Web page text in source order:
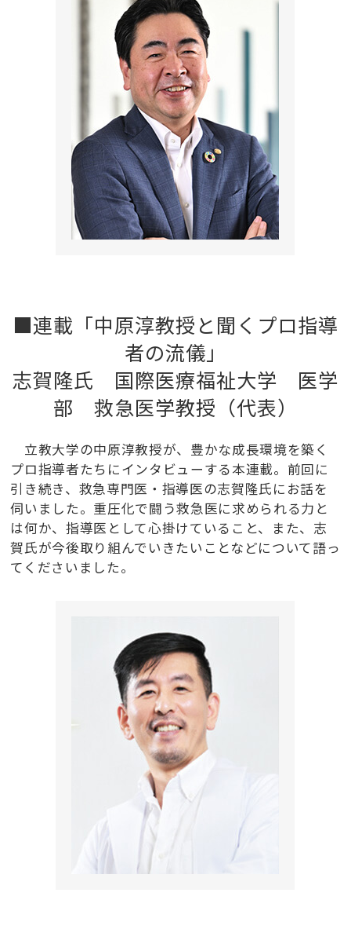
■連載「中原淳教授と聞くプロ指導
者の流儀」
志賀隆氏 国際医療福祉大学 医学
部 救急医学教授（代表）
立教大学の中原淳教授が、豊かな成長環境を築く
プロ指導者たちにインタビューする本連載。前回に
引き続き、救急専門医・指導医の志賀隆氏にお話を
伺いました。重圧化で闘う救急医に求められる力と
は何か、指導医として心掛けていること、また、志
賀氏が今後取り組んでいきたいことなどについて語っ
てくださいました。